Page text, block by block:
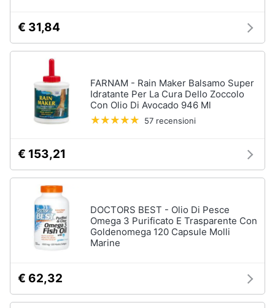
Vedi
tutti
Smalto
semipermanente
Rossetti
Acetone
cosmetici
Olio
€ 31,84
FARNAM - Rain Maker Balsamo Super
Idratante Per La Cura Dello Zoccolo
Con Olio Di Avocado 946 Ml
57 recensioni
€ 153,21
DOCTORS BEST - Olio Di Pesce
Omega 3 Purificato E Trasparente Con
Goldenomega 120 Capsule Molli
Marine
€ 62,32